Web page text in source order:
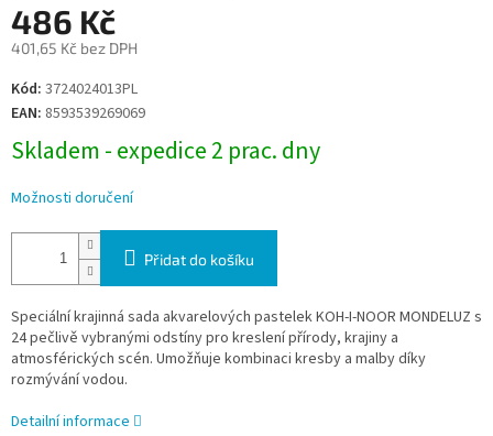
486 Kč
401,65 Kč bez DPH
Měrná
cena:
Kód: 3724024013PL
EAN: 8593539269069
Skladem - expedice 2 prac. dny
Možnosti doručení
Přidat do košíku
Speciální krajinná sada akvarelových pastelek KOH-I-NOOR MONDELUZ s
24 pečlivě vybranými odstíny pro kreslení přírody, krajiny a
atmosférických scén. Umožňuje kombinaci kresby a malby díky
rozmývání vodou.
Detailní informace